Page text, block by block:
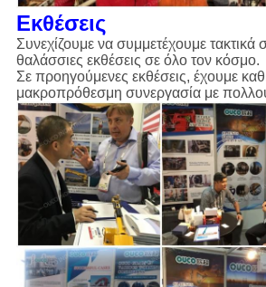
Εκθέσεις
Συνεχίζουμε να συμμετέχουμε τακτικά
θαλάσσιες εκθέσεις σε όλο τον κόσμο.
Σε προηγούμενες εκθέσεις, έχουμε
μακροπρόθεσμη συνεργασία με